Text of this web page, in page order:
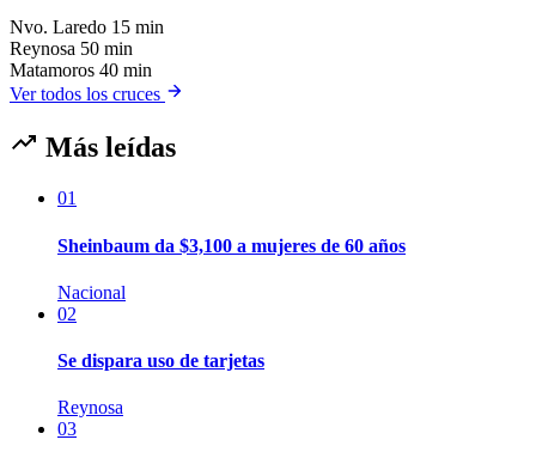
Nvo. Laredo 15 min
Reynosa 50 min
Matamoros 40 min
Ver todos los cruces
Más leídas
01
Sheinbaum da $3,100 a mujeres de 60 años
Nacional
02
Se dispara uso de tarjetas
Reynosa
03